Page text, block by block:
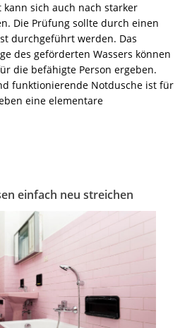
sich auch nach starker
Die Prüfung sollte durch einen
durchgeführt werden. Das
des geförderten Wassers können
die befähigte Person ergeben.
funktionierende Notdusche ist für
eine elementare
einfach neu streichen